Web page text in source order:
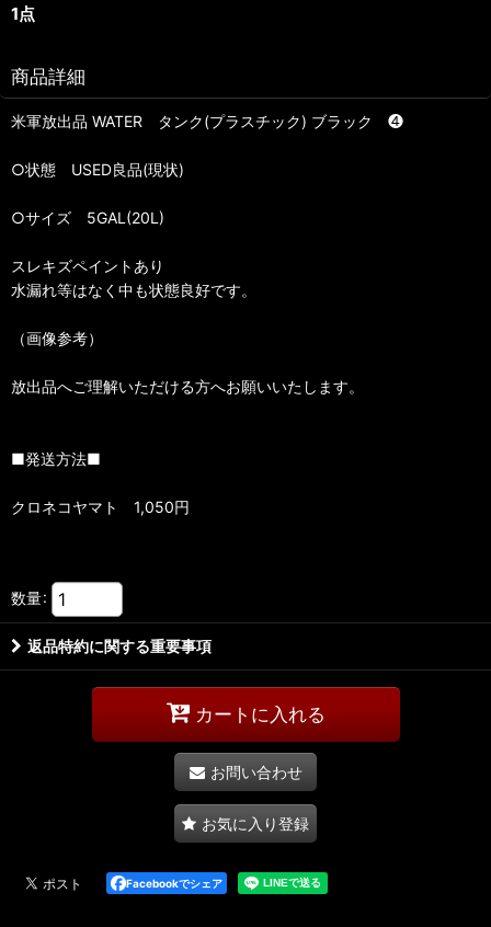
1点
商品詳細
米軍放出品 WATER タンク(プラスチック) ブラック ❹
○状態 USED良品(現状)
○サイズ 5GAL(20L)
スレキズペイントあり
水漏れ等はなく中も状態良好です。
（画像参考）
放出品へご理解いただける方へお願いいたします。
■発送方法■
クロネコヤマト 1,050円
数量:
返品特約に関する重要事項
カートに入れる
お問い合わせ
お気に入り登録
Facebookでシェア